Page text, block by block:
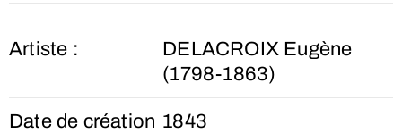
Artiste :
DELACROIX Eugène
(1798-1863)
Date de création 1843